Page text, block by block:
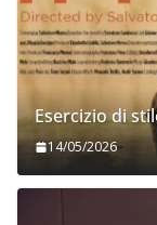
Esercizio di
14/05/2026